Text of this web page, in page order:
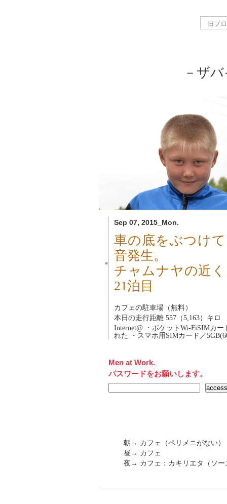
－ザ
Sep 07, 2015_Mon.
■
車の底をぶつけ
音発生。
チャムナヤの近
21泊目
カフェの駐車場（無料）
本日の走行距離 557（5,163）キロ
Internet@ ・ポケットWi-FiSIMカー
れた ・スマホ用SIMカード／
Men at Work.
パスワードをお願いします。
朝→ カフェ（ペリメニがない）
昼→ カフェ
夜→ カフェ：カキリエタ（ソー